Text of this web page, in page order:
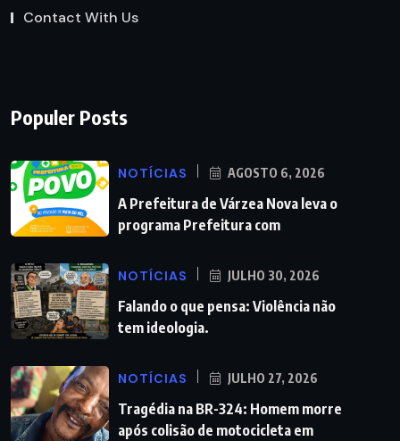
Contact With Us
Populer Posts
NOTÍCIAS AGOSTO 6, 2026
A Prefeitura de Várzea Nova leva o
programa Prefeitura com
NOTÍCIAS JULHO 30, 2026
Falando o que pensa: Violência não
tem ideologia.
NOTÍCIAS JULHO 27, 2026
Tragédia na BR-324: Homem morre
após colisão de motocicleta em